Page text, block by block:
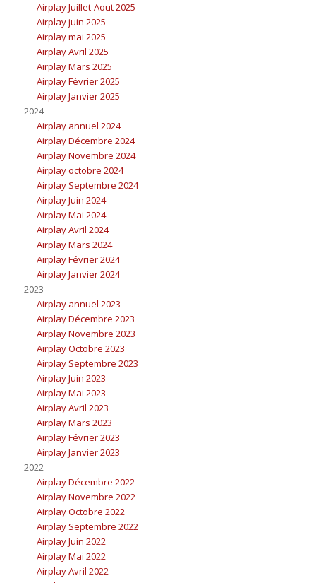
Airplay Juillet-Aout 2025
Airplay juin 2025
Airplay mai 2025
Airplay Avril 2025
Airplay Mars 2025
Airplay Février 2025
Airplay Janvier 2025
2024
Airplay annuel 2024
Airplay Décembre 2024
Airplay Novembre 2024
Airplay octobre 2024
Airplay Septembre 2024
Airplay Juin 2024
Airplay Mai 2024
Airplay Avril 2024
Airplay Mars 2024
Airplay Février 2024
Airplay Janvier 2024
2023
Airplay annuel 2023
Airplay Décembre 2023
Airplay Novembre 2023
Airplay Octobre 2023
Airplay Septembre 2023
Airplay Juin 2023
Airplay Mai 2023
Airplay Avril 2023
Airplay Mars 2023
Airplay Février 2023
Airplay Janvier 2023
2022
Airplay Décembre 2022
Airplay Novembre 2022
Airplay Octobre 2022
Airplay Septembre 2022
Airplay Juin 2022
Airplay Mai 2022
Airplay Avril 2022